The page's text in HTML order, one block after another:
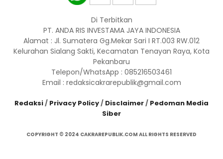
Di Terbitkan
PT. ANDA RIS INVESTAMA JAYA INDONESIA
Alamat : Jl. Sumatera Gg.Mekar Sari I RT.003 RW.012
Kelurahan Sialang Sakti, Kecamatan Tenayan Raya, Kota
Pekanbaru
Telepon/WhatsApp : 085216503461
Email : redaksicakrarepublik@gmail.com
Redaksi/ Privacy Policy/ Disclaimer/ Pedoman Media
Siber
COPYRIGHT © 2024 CAKRAREPUBLIK.COM ALL RIGHTS RESERVED